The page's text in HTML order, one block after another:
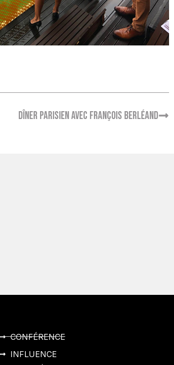
Dîner parisien avec François Berléand
CONFÉRENCE
INFLUENCE